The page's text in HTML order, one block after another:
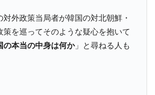
対外政策当局者が韓国の対北朝鮮・
策を巡ってそのような疑心を抱いて
の本当の中身は何か」と尋ねる人も